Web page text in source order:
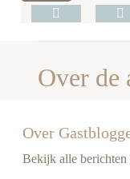
Over de
Over
Bekijk alle berichten